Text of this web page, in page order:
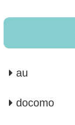
au
docomo